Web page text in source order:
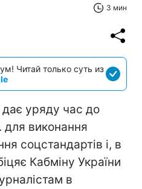
3 мин
Читай только суть из
дає уряду час до
для виконання
соцстандартів і, в
Кабміну України
в